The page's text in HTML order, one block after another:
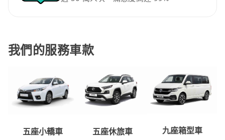
我們的服務車款
五座小轎車
五座休旅車
九座箱型車